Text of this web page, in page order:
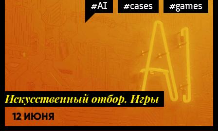
#AI #cases #games
Искусственный отбор. Игры
12 ИЮНЯ